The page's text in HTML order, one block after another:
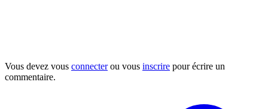
Vous devez vous connecterou vous inscrire pour écrire un
commentaire.